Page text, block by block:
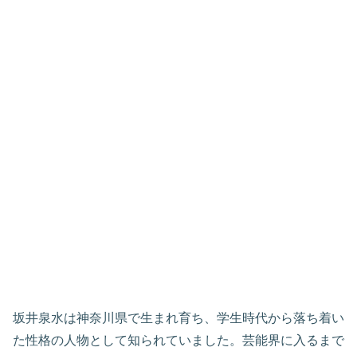
坂井泉水は神奈川県で生まれ育ち、学生時代から落ち着い
た性格の人物として知られていました。芸能界に入るまで